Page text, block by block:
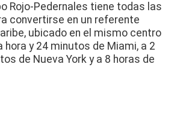
Rojo-Pedernales tiene todas las
convertirse en un referente
ubicado en el mismo centro
hora y 24 minutos de Miami, a 2
de Nueva York y a 8 horas de